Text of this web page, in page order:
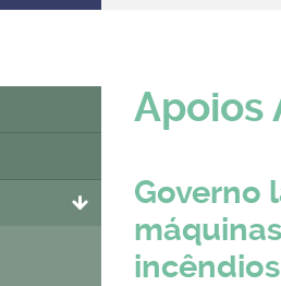
Apoios
Governo
incêndios